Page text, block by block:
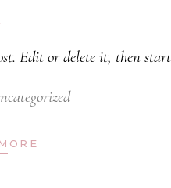
Edit or delete it, then